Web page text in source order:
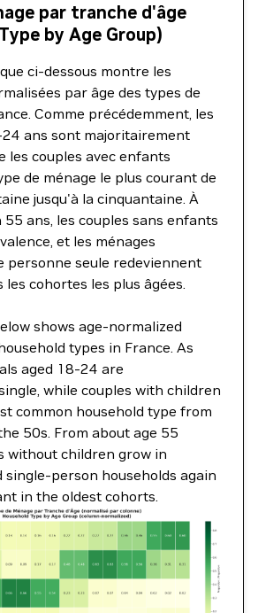
par tranche d'âge
by Age Group)
ci-dessous montre les
par âge des types de
Comme précédemment, les
ans sont majoritairement
les couples avec enfants
de ménage le plus courant de
jusqu'à la cinquantaine. À
ans, les couples sans enfants
et les ménages
personne seule redeviennent
cohortes les plus âgées.
shows age-normalized
types in France. As
aged 18-24 are
while couples with children
common household type from
50s. From about age 55
without children grow in
single-person households again
in the oldest cohorts.